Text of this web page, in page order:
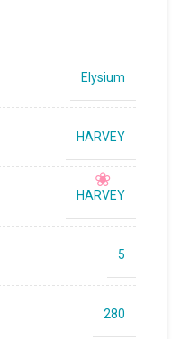
Elysium
HARVEY
HARVEY
5
280